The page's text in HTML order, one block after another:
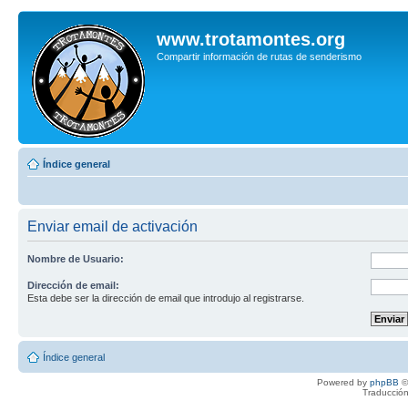
www.trotamontes.org
Compartir información de rutas de senderismo
Índice general
Enviar email de activación
Nombre de Usuario:
Dirección de email:
Esta debe ser la dirección de email que introdujo al registrarse.
Índice general
Powered by phpBB